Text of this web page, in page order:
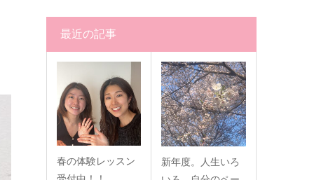
最近の記事
春の体験レッスン
新年度。人生いろ